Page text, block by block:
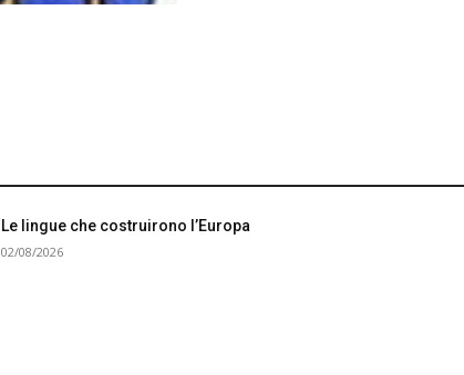
Le lingue che costruirono l’Europa
02/08/2026